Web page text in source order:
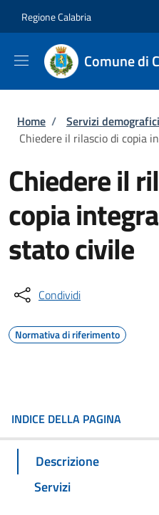
Regione Calabria
Comune di
Briciole di
Home / Servizi demografici
Chiedere il rilascio di copia
Chiedere il
copia
stato civile
Condividi
Normativa di riferimento
INDICE DELLA PAGINA
Descrizione
Servizi